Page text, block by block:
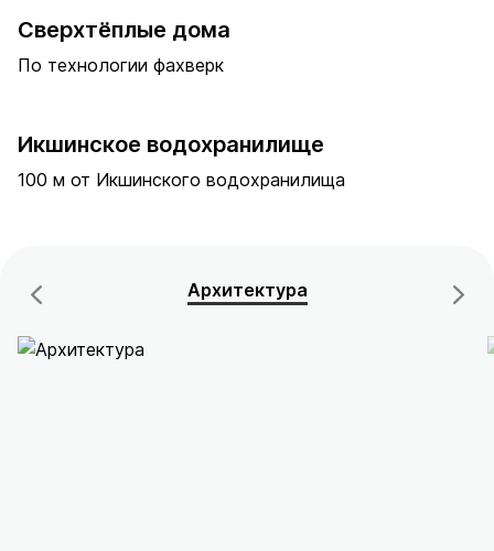
Сверхтёплые дома
По технологии фахверк
Икшинское водохранилище
100 м от Икшинского водохранилища
Архитектура